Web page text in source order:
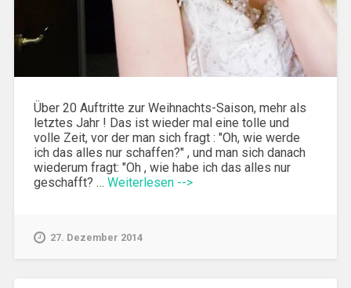
Über 20 Auftritte zur Weihnachts-Saison, mehr als
letztes Jahr ! Das ist wieder mal eine tolle und
volle Zeit, vor der man sich fragt : "Oh, wie werde
ich das alles nur schaffen?" , und man sich danach
wiederum fragt: "Oh , wie habe ich das alles nur
geschafft? … Weiterlesen -->
27. Dezember 2014